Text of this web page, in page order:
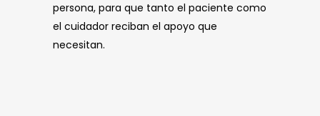
persona, para que tanto el paciente como
el cuidador reciban el apoyo que
necesitan.